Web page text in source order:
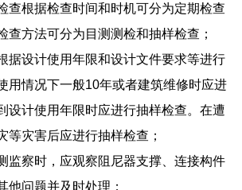
查根据检查时间和时机可分为定期检查
查方法可分为目测测检和抽样检查；
据设计使用年限和设计文件要求等进行
用情况下一般10年或者建筑维修时应进
设计使用年限时应进行抽样检查。在遭
等灾害后应进行抽样检查；
监察时，应观察阻尼器支撑、连接构件
他问题并及时处理；